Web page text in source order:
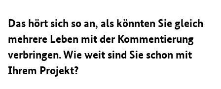
Das hört sich so an, als könnten Sie gleich
mehrere Leben mit der Kommentierung
verbringen. Wie weit sind Sie schon mit
Ihrem Projekt?